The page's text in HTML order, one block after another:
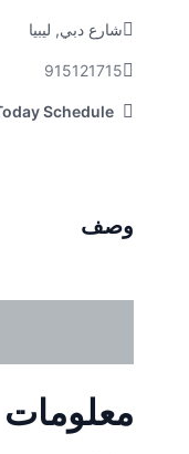
شارع دبي, ليبيا
915121715
Schedule
وصف